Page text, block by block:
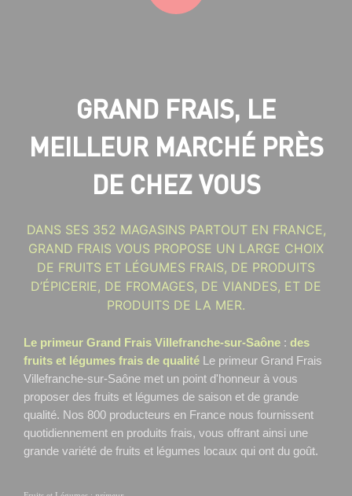
GRAND FRAIS, LE
MEILLEUR MARCHÉ PRÈS
DE CHEZ VOUS
DANS SES 352 MAGASINS PARTOUT EN FRANCE,
GRAND FRAIS VOUS PROPOSE UN LARGE CHOIX
DE FRUITS ET LÉGUMES FRAIS, DE PRODUITS
D’ÉPICERIE, DE FROMAGES, DE VIANDES, ET DE
PRODUITS DE LA MER.
Le primeur Grand Frais Villefranche-sur-Saône : des
fruits et légumes frais de qualité Le primeur Grand Frais
Villefranche-sur-Saône met un point d'honneur à vous
proposer des fruits et légumes de saison et de grande
qualité. Nos 800 producteurs en France nous fournissent
quotidiennement en produits frais, vous offrant ainsi une
grande variété de fruits et légumes locaux qui ont du goût.